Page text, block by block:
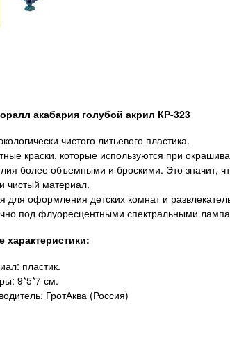
акабария голубой акрил КР-323
чистого литьевого пластика.
краски, которые используются при
более объемными и броскими. Это значит,
чистый материал.
для оформления детских комнат и
под флуоресцентными спектральными
характеристики:
пластик.
9*5*7 см.
ГротАква (Россия)